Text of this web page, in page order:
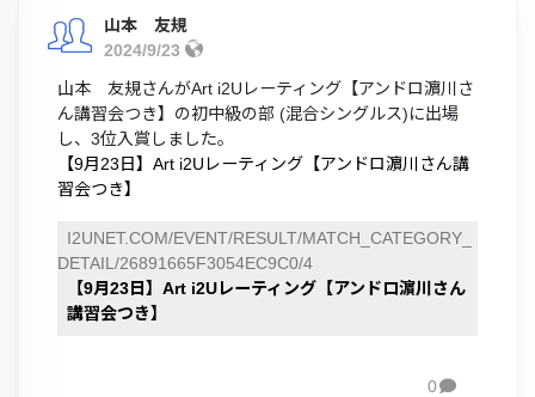
山本 友規
2024/9/23
山本 友規さんがArt i2Uレーティング【アンドロ濵川さ
ん講習会つき】の初中級の部 (混合シングルス)に出場
し、3位入賞しました。
【9月23日】Art i2Uレーティング【アンドロ濵川さん講
習会つき】
I2UNET.COM/EVENT/RESULT/MATCH_CATEGORY_
DETAIL/26891665F3054EC9C0/4
【9月23日】Art i2Uレーティング【アンドロ濵川さん
講習会つき】
0